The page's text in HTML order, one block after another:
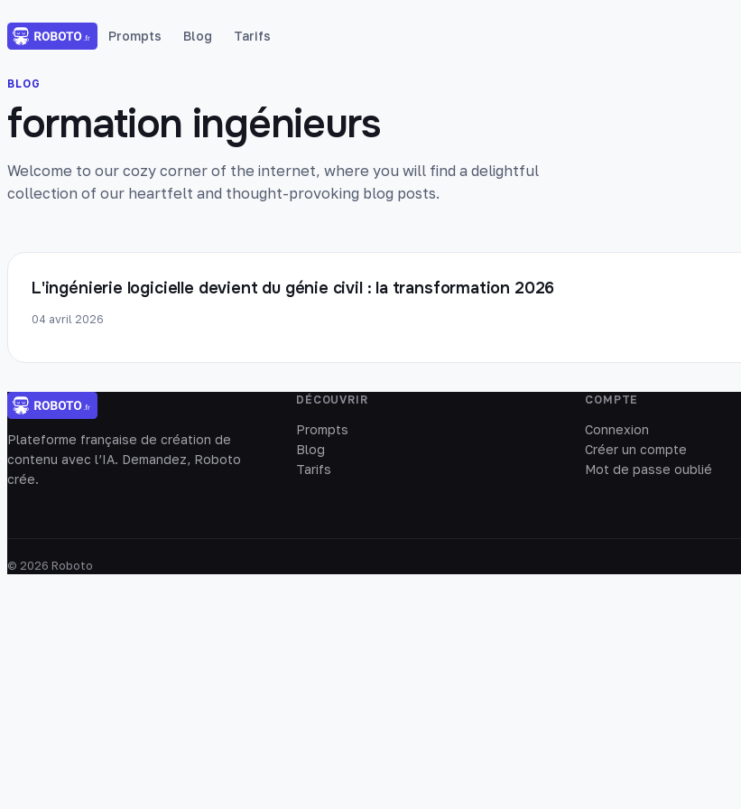
Prompts Blog Tarifs
BLOG
formation ingénieurs
Welcome to our cozy corner of the internet, where you will find a delightful
collection of our heartfelt and thought-provoking blog posts.
L'ingénierie logicielle devient du génie civil : la transformation 2026
04 avril 2026
Plateforme française de création de
contenu avec l’IA. Demandez, Roboto
crée.
DÉCOUVRIR
Prompts
Blog
Tarifs
COMPTE
Connexion
Créer un compte
Mot de passe oublié
© 2026 Roboto